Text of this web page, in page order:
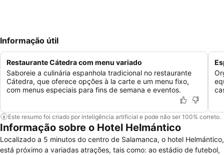
Informação útil
Restaurante Cátedra com menu variado
Saboreie a culinária espanhola tradicional no restaurante
Cátedra, que oferece opções à la carte e um menu fixo,
com menus especiais para fins de semana e eventos.
Este resumo foi criado por inteligência artificial e pode não ser 100% correto.
Informação sobre o Hotel Helmántico
Localizado a 5 minutos do centro de Salamanca, o hotel Helmántico,
está próximo a variadas atrações, tais como: ao estádio de futebol,